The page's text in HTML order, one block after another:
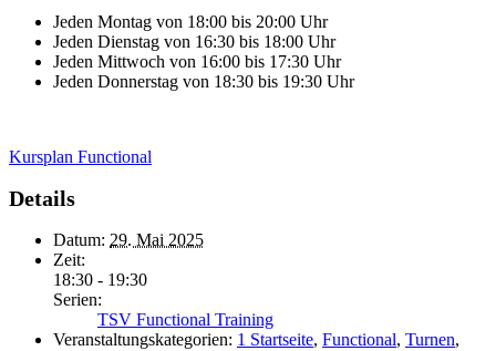
Jeden Montag von 18:00 bis 20:00 Uhr
Jeden Dienstag von 16:30 bis 18:00 Uhr
Jeden Mittwoch von 16:00 bis 17:30 Uhr
Jeden Donnerstag von 18:30 bis 19:30 Uhr
Kursplan Functional
Details
Datum: 29. Mai 2025
Zeit:
18:30 - 19:30
Serien:
TSV Functional Training
Veranstaltungskategorien: 1 Startseite, Functional, Turnen,